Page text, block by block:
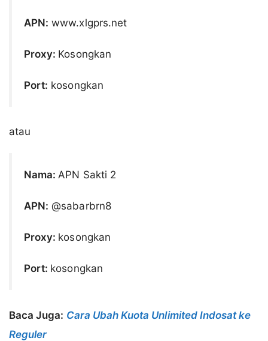
APN: www.xlgprs.net
Proxy: Kosongkan
Port: kosongkan
atau
Nama:APN Sakti 2
APN: @sabarbrn8
Proxy: kosongkan
Port: kosongkan
Baca Juga: Cara Ubah Kuota Unlimited Indosat ke
Reguler